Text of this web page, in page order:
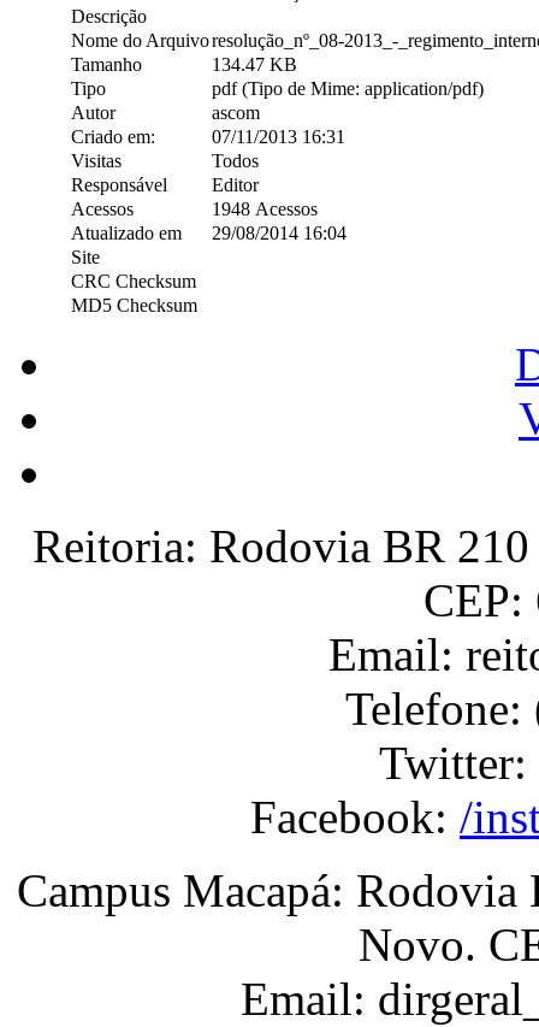
Descrição
Nome do Arquivoresolução_nº_08-2013_-
Tamanho
134.47 KB
Tipo
pdf (Tipo de Mime: application/pdf)
Autor
ascom
Criado em:
07/11/2013 16:31
Visitas
Todos
Responsável
Editor
Acessos
1948 Acessos
Atualizado em
29/08/2014 16:04
Site
CRC Checksum
MD5 Checksum
Reitoria: Rodovia BR
CEP:
Email:
Twitter:
Facebook: /
Campus Macapá:
Novo.
Email: